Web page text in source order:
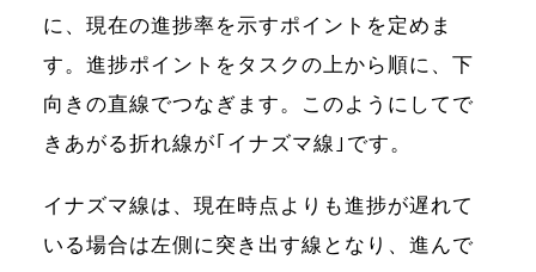
に、現在の進捗率を示すポイントを定めま
す。進捗ポイントをタスクの上から順に、下
向きの直線でつなぎます。このようにしてで
きあがる折れ線が｢イナズマ線｣です。
イナズマ線は、現在時点よりも進捗が遅れて
いる場合は左側に突き出す線となり、進んで